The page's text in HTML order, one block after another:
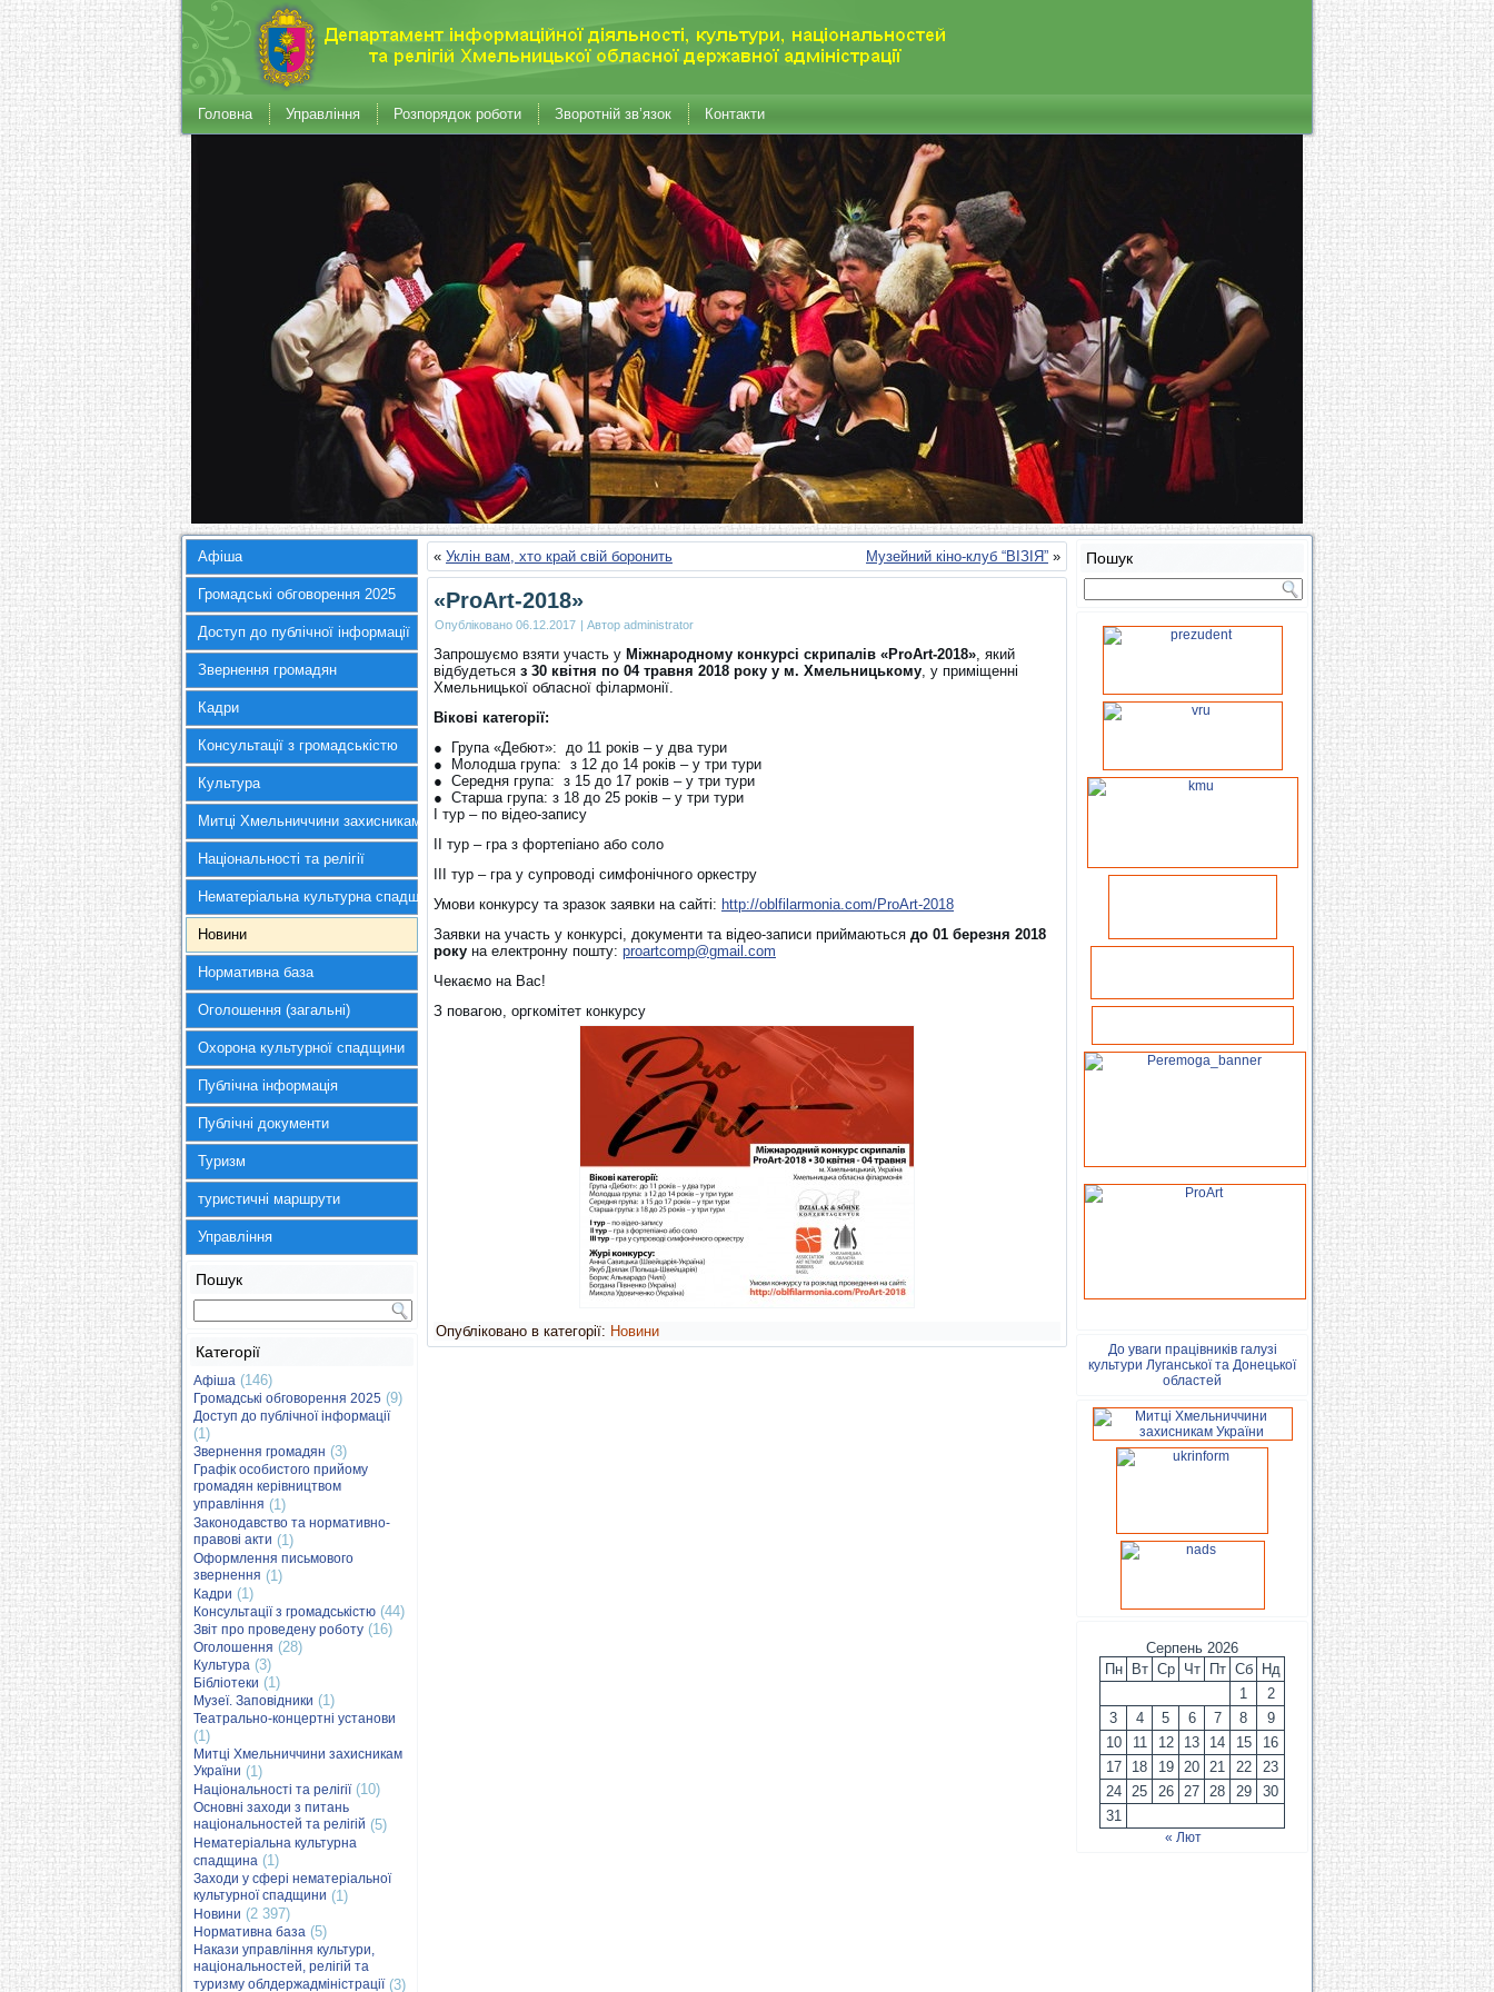
Головна Управління Розпорядок роботи Зворотній зв’язок Контакти
Афіша
Громадські обговорення 2025
Доступ до публічної інформації
Звернення громадян
Кадри
Консультації з громадськістю
Культура
Митці Хмельниччини захисникам України
Національності та релігії
Нематеріальна культурна спадщина
Новини
Нормативна база
Оголошення (загальні)
Охорона культурної спадщини
Публічна інформація
Публічні документи
Туризм
туристичні маршрути
Управління
Пошук
Категорії
Афіша (146)
Громадські обговорення 2025 (9)
Доступ до публічної інформації
(1)
Звернення громадян (3)
Графік особистого прийому
громадян керівництвом
управління (1)
Законодавство та нормативно-
правові акти (1)
Оформлення письмового
звернення (1)
Кадри (1)
Консультації з громадськістю (44)
Звіт про проведену роботу (16)
Оголошення (28)
Культура (3)
Бібліотеки (1)
Музеї. Заповідники (1)
Театрально-концертні установи
(1)
Митці Хмельниччини захисникам
України (1)
Національності та релігії(10)
Основні заходи з питань
національностей та релігій (5)
Нематеріальна культурна
спадщина (1)
Заходи у сфері нематеріальної
культурної спадщини (1)
Новини (2 397)
Нормативна база (5)
Накази управління культури,
національностей, релігій та
туризму облдержадміністрації(3)
« Уклін вам, хто край свій боронить Музейний кіно-клуб “ВІЗІЯ” »
«ProArt-2018»
Опубліковано 06.12.2017 | Автор administrator
Запрошуємо взяти участь у Міжнародному конкурсі скрипалів «ProArt-2018», який
відбудеться з 30 квітня по 04 травня 2018 року у м. Хмельницькому, у приміщенні
Хмельницької обласної філармонії.
Вікові категорії:
● Група «Дебют»: до 11 років – у два тури
● Молодша група: з 12 до 14 років – у три тури
● Середня група: з 15 до 17 років – у три тури
● Старша група: з 18 до 25 років – у три тури
І тур – по відео-запису
ІІ тур – гра з фортепіано або соло
ІІІ тур – гра у супроводі симфонічного оркестру
Умови конкурсу та зразок заявки на сайті: http://oblfilarmonia.com/ProArt-2018
Заявки на участь у конкурсі, документи та відео-записи приймаються до 01 березня 2018
року на електронну пошту: proartcomp@gmail.com
Чекаємо на Вас!
З повагою, оргкомітет конкурсу
Опубліковано в категорії: Новини
Пошук
До уваги працівників галузі
культури Луганської та Донецької
областей
Серпень 2026
Пн
Вт Ср Чт Пт Сб
Нд
1
2
3
4 5 6 7 8
9
10
11 12 13 14 15
16
17
18 19 20 21 22
23
24
25 26 27 28 29
30
31
« Лют